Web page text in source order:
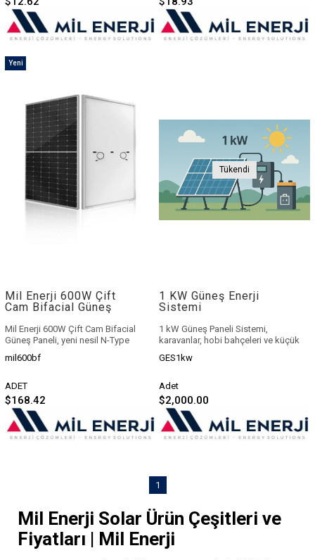
Mil Enerji 600W Çift
Cam Bifacial Güneş
Mil Enerji 600W Çift Cam Bifacial
Güneş Paneli , yeni nesil N-Type
maksimum verimlilik ve uzun ömür
güneş panelidir. Çift yüzeyli (bifacial)
yapısı sayesinde sadece ön
yüzeyden değil, zeminden yansıyan
ışığı da arka yüzeyinden elektrik
enerjisine dönüştürerek toplam enerji
üretimini artırır.
mil600bf
ADET
$168.42
Yeni
Tükendi
1 KW Güneş Enerji
Sistemi
1 kW Güneş Paneli Sistemi
karavanlar, hobi bahçeleri ve küçük
kompakt bir
bu sistem,
fiyatları, ne kadar elektrik ürettiği,
neleri çalıştırdığı ve kurulum maliyeti
ile şebekeden bağımsız yaşamak
isteyenler için ekonomik ve
sürdürülebilir bir çözümdür.
Aynı segmentte, daha güçlü
ve güncel çözümümüzü
incelemek için aşağıdaki
GES1kw
Adet
$2,000.00
1
Mil Enerji Solar Ürün Çeşitleri ve
Fiyatları | Mil Enerji